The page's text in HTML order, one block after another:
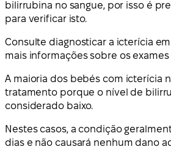
bilirrubina no sangue, por isso é
para verificar isto.
Consulte diagnosticar a icterícia
mais informações sobre os
A maioria dos bebés com icterícia
tratamento porque o nível de
considerado baixo.
Nestes casos, a condição
dias e não causará nenhum dano